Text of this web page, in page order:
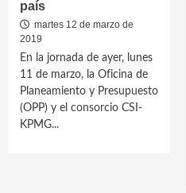
país
martes 12 de marzo de
2019
En la jornada de ayer, lunes
11 de marzo, la Oficina de
Planeamiento y Presupuesto
(OPP) y el consorcio CSI-
KPMG...